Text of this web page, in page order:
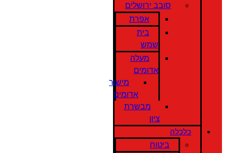
סובב ירושלים
אפרת
בית
שמש
מעלה
אדומים
מישור
אדומים
מבשרת
ציון
כלכלה
ביטוח